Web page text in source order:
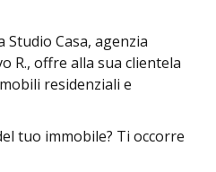
Studio Casa, agenzia
R., offre alla sua clientela
residenziali e
tuo immobile? Ti occorre